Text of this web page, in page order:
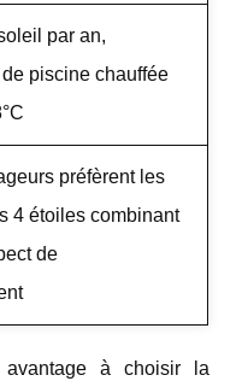
par an,
piscine chauffée
préfèrent les
4 étoiles combinant
de
à choisir la